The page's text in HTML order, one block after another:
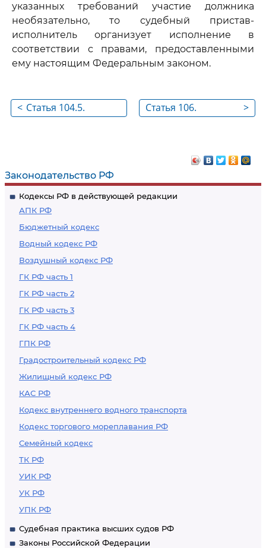
Законодательство РФ
Кодексы РФ в действующей редакции
АПК РФ
Бюджетный кодекс
Водный кодекс РФ
Воздушный кодекс РФ
ГК РФ часть 1
ГК РФ часть 2
ГК РФ часть 3
ГК РФ часть 4
ГПК РФ
Градостроительный кодекс РФ
Жилищный кодекс РФ
КАС РФ
Кодекс внутреннего водного транспорта
Кодекс торгового мореплавания РФ
Семейный кодекс
ТК РФ
УИК РФ
УК РФ
УПК РФ
Судебная практика высших судов РФ
Законы Российской Федерации
указанных требований участие должника
необязательно, то судебный пристав-
исполнитель организует исполнение в
соответствии с правами, предоставленными
ему настоящим Федеральным законом.
< Статья 104.5.
исполнительного
производства в
отношении
иностранного
государства и его
имущества
>
Статья 106.
исполнительном
документе
требования о
восстановлении на